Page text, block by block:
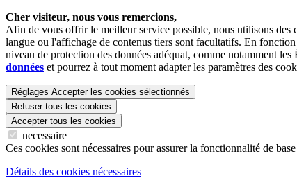
Cher visiteur, nous vous remercions,
Afin de vous offrir le meilleur service possible, nous utilisons des
langue ou l'affichage de contenus tiers sont facultatifs. En
niveau de protection des données adéquat, comme notamment
données et pourrez à tout moment adapter les paramètres des
Réglages Accepter les cookies sélectionnés
Refuser tous les cookies
Accepter tous les cookies
necessaire
Ces cookies sont nécessaires pour assurer la fonctionnalité de
Détails des cookies nécessaires